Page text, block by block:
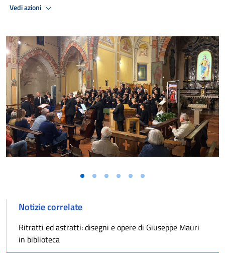
Vedi azioni
Notizie correlate
Ritratti ed astratti: disegni e opere di Giuseppe Mauri
in biblioteca